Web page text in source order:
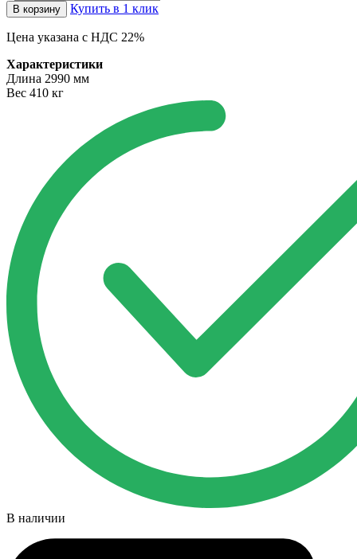
В корзину Купить в 1 клик
Цена указана с НДС 22%
Характеристики
Длина 2990 мм
Вес 410 кг
В наличии